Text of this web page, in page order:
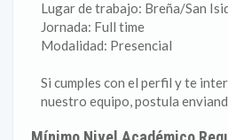
Lugar de trabajo: Breña/San
Jornada: Full time
Modalidad: Presencial
Si cumples con el perfil y te
nuestro equipo, postula